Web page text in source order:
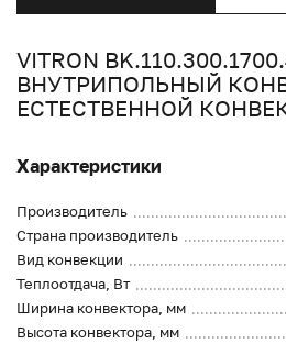
VITRON
ВНУТРИПОЛЬНЫЙ
ЕСТЕСТВЕННОЙ
Характеристики
Производитель
Страна производитель
Вид конвекции
Теплоотдача, Вт
Ширина конвектора, мм
Высота конвектора, мм